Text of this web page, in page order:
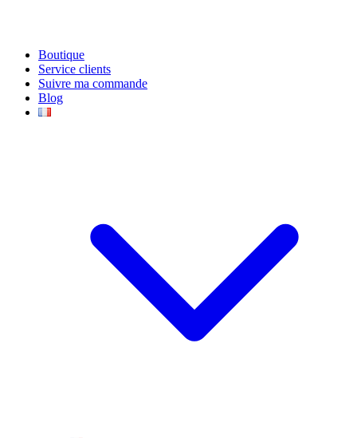
Boutique
Service clients
Suivre ma commande
Blog